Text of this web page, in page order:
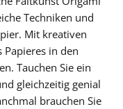
Techniken und
Mit kreativen
Papieres in den
Tauchen Sie ein
gleichzeitig genial
brauchen Sie